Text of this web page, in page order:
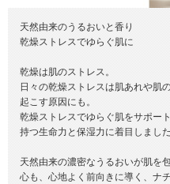
天然由来のうるおいと香り
乾燥ストレスでゆらぐ肌に
乾燥は肌のストレス。
日々の乾燥ストレスは肌あれや肌
起こす原因にも。
乾燥ストレスでゆらぐ肌をサポー
持つ生命力と保湿力に着目しまし
天然由来の濃密なうるおいが肌を
心も、心地よく前向きに導く、ナ